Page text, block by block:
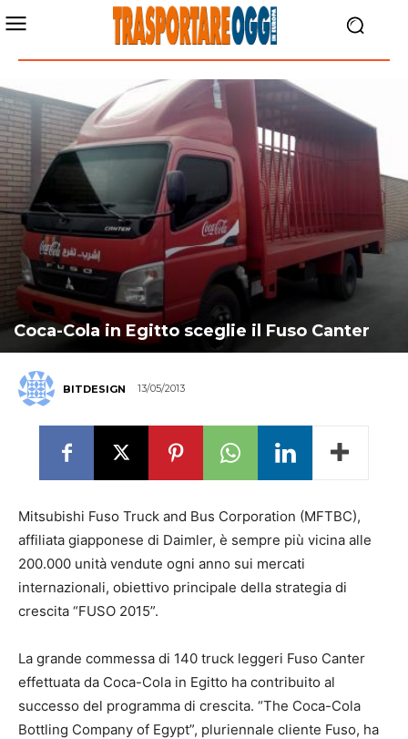
Coca-Cola in Egitto sceglie il Fuso Canter
BITDESIGN 13/05/2013
Mitsubishi Fuso Truck and Bus Corporation (MFTBC),
affiliata giapponese di Daimler, è sempre più vicina alle
200.000 unità vendute ogni anno sui mercati
internazionali, obiettivo principale della strategia di
crescita “FUSO 2015”.
La grande commessa di 140 truck leggeri Fuso Canter
effettuata da Coca-Cola in Egitto ha contribuito al
successo del programma di crescita. “The Coca-Cola
Bottling Company of Egypt”, pluriennale cliente Fuso, ha